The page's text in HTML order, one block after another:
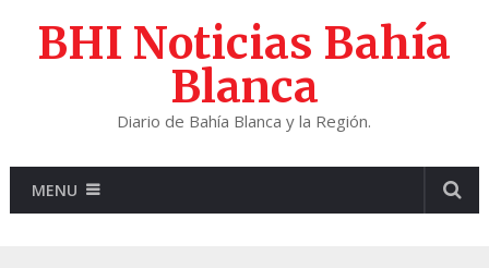
BHI Noticias Bahía
Blanca
Diario de Bahía Blanca y la Región.
MENU